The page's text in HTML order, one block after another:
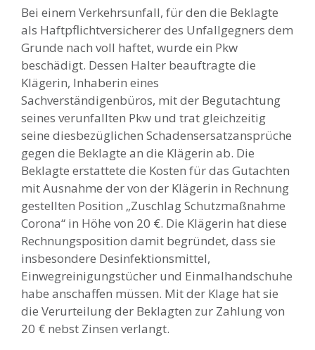
Bei einem Verkehrsunfall, für den die Beklagte
als Haftpflichtversicherer des Unfallgegners dem
Grunde nach voll haftet, wurde ein Pkw
beschädigt. Dessen Halter beauftragte die
Klägerin, Inhaberin eines
Sachverständigenbüros, mit der Begutachtung
seines verunfallten Pkw und trat gleichzeitig
seine diesbezüglichen Schadensersatzansprüche
gegen die Beklagte an die Klägerin ab. Die
Beklagte erstattete die Kosten für das Gutachten
mit Ausnahme der von der Klägerin in Rechnung
gestellten Position „Zuschlag Schutzmaßnahme
Corona“ in Höhe von 20 €. Die Klägerin hat diese
Rechnungsposition damit begründet, dass sie
insbesondere Desinfektionsmittel,
Einwegreinigungstücher und Einmalhandschuhe
habe anschaffen müssen. Mit der Klage hat sie
die Verurteilung der Beklagten zur Zahlung von
20 € nebst Zinsen verlangt.